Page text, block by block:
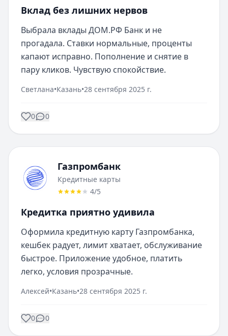
Вклад без лишних нервов
Выбрала вклады ДОМ.РФ Банк и не
прогадала. Ставки нормальные, проценты
капают исправно. Пополнение и снятие в
пару кликов. Чувствую спокойствие.
Светлана•Казань•28 сентября 2025 г.
0 0
Газпромбанк
Кредитные карты
4/5
Кредитка приятно удивила
Оформила кредитную карту Газпромбанка,
кешбек радует, лимит хватает, обслуживание
быстрое. Приложение удобное, платить
легко, условия прозрачные.
Алексей•Казань•28 сентября 2025 г.
0 0